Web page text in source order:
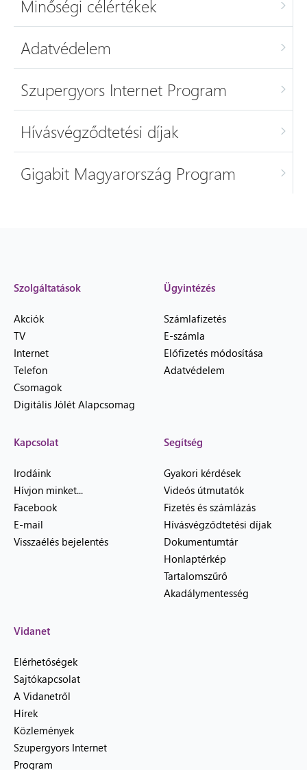
Minőségi célértékek
Adatvédelem
Szupergyors Internet Program
Hívásvégződtetési díjak
Gigabit Magyarország Program
Szolgáltatások
Akciók
TV
Internet
Telefon
Csomagok
Digitális Jólét Alapcsomag
Ügyintézés
Számlafizetés
E-számla
Előfizetés módosítása
Adatvédelem
Kapcsolat
Irodáink
Hívjon minket...
Facebook
E-mail
Visszaélés bejelentés
Segítség
Gyakori kérdések
Videós útmutatók
Fizetés és számlázás
Hívásvégződtetési díjak
Dokumentumtár
Honlaptérkép
Tartalomszűrő
Akadálymentesség
Vidanet
Elérhetőségek
Sajtókapcsolat
A Vidanetről
Hírek
Közlemények
Szupergyors Internet
Program